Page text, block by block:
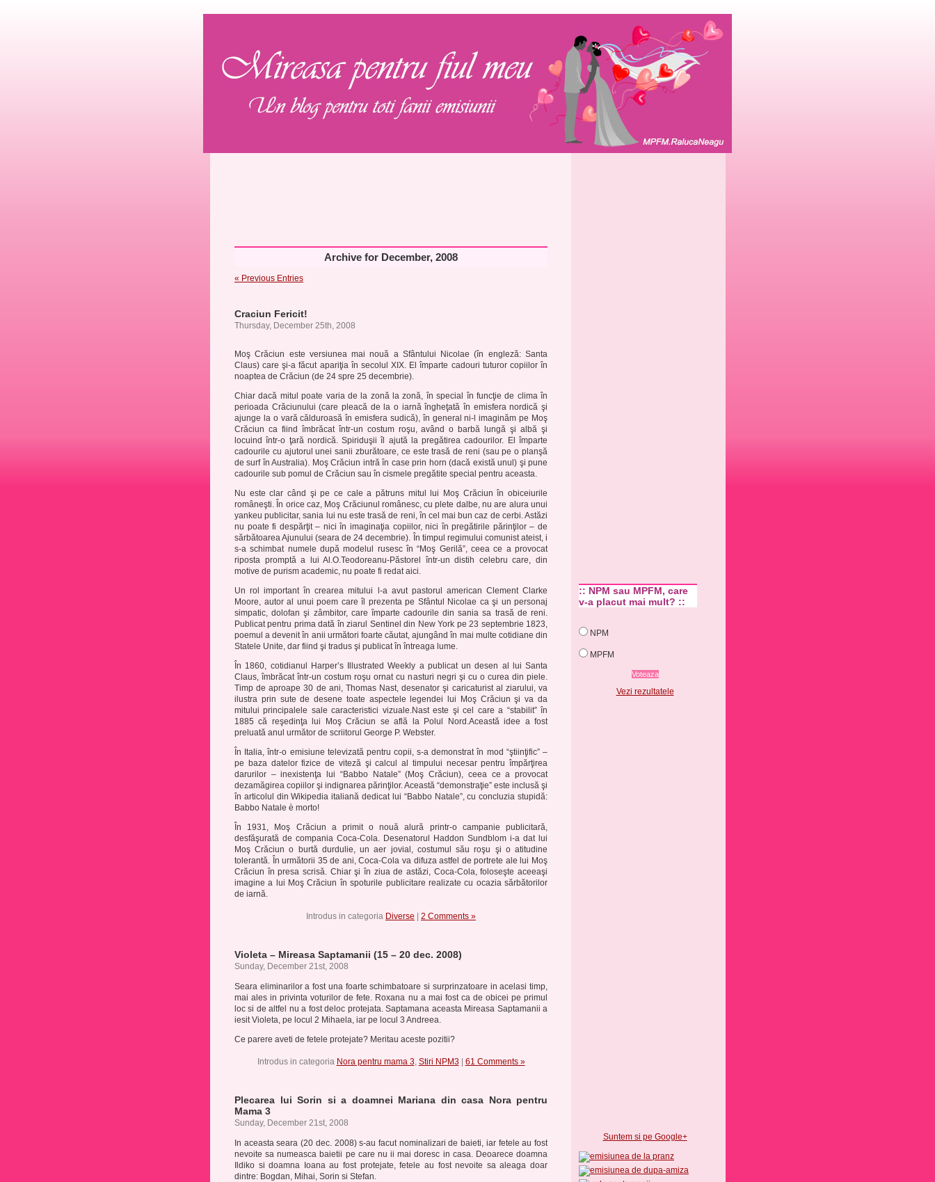
Archive for December, 2008
« Previous Entries
Craciun Fericit!
Thursday, December 25th, 2008
Moş Crăciun este versiunea mai nouă a Sfântului Nicolae (în engleză: Santa
Claus) care şi-a făcut apariţia în secolul XIX. El împarte cadouri tuturor copiilor în
noaptea de Crăciun (de 24 spre 25 decembrie).
Chiar dacă mitul poate varia de la zonă la zonă, în special în funcţie de clima în
perioada Crăciunului (care pleacă de la o iarnă îngheţată în emisfera nordică şi
ajunge la o vară călduroasă în emisfera sudică), în general ni-l imaginăm pe Moş
Crăciun ca fiind îmbrăcat într-un costum roşu, având o barbă lungă şi albă şi
locuind într-o ţară nordică. Spiriduşii îl ajută la pregătirea cadourilor. El împarte
cadourile cu ajutorul unei sanii zburătoare, ce este trasă de reni (sau pe o planşă
de surf în Australia). Moş Crăciun intră în case prin horn (dacă există unul) şi pune
cadourile sub pomul de Crăciun sau în cismele pregătite special pentru aceasta.
Nu este clar când şi pe ce cale a pătruns mitul lui Moş Crăciun în obiceiurile
româneşti. În orice caz, Moş Crăciunul românesc, cu plete dalbe, nu are alura unui
yankeu publicitar, sania lui nu este trasă de reni, în cel mai bun caz de cerbi. Astăzi
nu poate fi despărţit – nici în imaginaţia copiilor, nici în pregătirile părinţilor – de
sărbătoarea Ajunului (seara de 24 decembrie). În timpul regimului comunist ateist, i
s-a schimbat numele după modelul rusesc în “Moş Gerilă”, ceea ce a provocat
riposta promptă a lui Al.O.Teodoreanu-Păstorel într-un distih celebru care, din
motive de purism academic, nu poate fi redat aici.
Un rol important în crearea mitului l-a avut pastorul american Clement Clarke
Moore, autor al unui poem care îl prezenta pe Sfântul Nicolae ca şi un personaj
simpatic, dolofan şi zâmbitor, care împarte cadourile din sania sa trasă de reni.
Publicat pentru prima dată în ziarul Sentinel din New York pe 23 septembrie 1823,
poemul a devenit în anii următori foarte căutat, ajungând în mai multe cotidiane din
Statele Unite, dar fiind şi tradus şi publicat în întreaga lume.
În 1860, cotidianul Harper’s Illustrated Weekly a publicat un desen al lui Santa
Claus, îmbrăcat într-un costum roşu ornat cu nasturi negri şi cu o curea din piele.
Timp de aproape 30 de ani, Thomas Nast, desenator şi caricaturist al ziarului, va
ilustra prin sute de desene toate aspectele legendei lui Moş Crăciun şi va da
mitului principalele sale caracteristici vizuale.Nast este şi cel care a “stabilit” în
1885 că reşedinţa lui Moş Crăciun se află la Polul Nord.Această idee a fost
preluată anul următor de scriitorul George P. Webster.
În Italia, într-o emisiune televizată pentru copii, s-a demonstrat în mod “ştiinţific” –
pe baza datelor fizice de viteză şi calcul al timpului necesar pentru împărţirea
darurilor – inexistenţa lui “Babbo Natale” (Moş Crăciun), ceea ce a provocat
dezamăgirea copiilor şi indignarea părinţilor. Această “demonstraţie” este inclusă şi
în articolul din Wikipedia italiană dedicat lui “Babbo Natale”, cu concluzia stupidă:
Babbo Natale è morto!
În 1931, Moş Crăciun a primit o nouă alură printr-o campanie publicitară,
desfăşurată de compania Coca-Cola. Desenatorul Haddon Sundblom i-a dat lui
Moş Crăciun o burtă durdulie, un aer jovial, costumul său roşu şi o atitudine
tolerantă. În următorii 35 de ani, Coca-Cola va difuza astfel de portrete ale lui Moş
Crăciun în presa scrisă. Chiar şi în ziua de astăzi, Coca-Cola, foloseşte aceeaşi
imagine a lui Moş Crăciun în spoturile publicitare realizate cu ocazia sărbătorilor
de iarnă.
Introdus in categoria Diverse 2 Comments »
Violeta – Mireasa Saptamanii (15 – 20 dec. 2008)
Sunday, December 21st, 2008
Seara eliminarilor a fost una foarte schimbatoare si surprinzatoare in acelasi timp,
mai ales in privinta voturilor de fete. Roxana nu a mai fost ca de obicei pe primul
loc si de altfel nu a fost deloc protejata. Saptamana aceasta Mireasa Saptamanii a
iesit Violeta, pe locul 2 Mihaela, iar pe locul 3 Andreea.
Ce parere aveti de fetele protejate? Meritau aceste pozitii?
Introdus in categoria Nora pentru mama 3, Stiri NPM3 61 Comments »
Plecarea lui Sorin si a doamnei Mariana din casa Nora pentru
Mama 3
Sunday, December 21st, 2008
In aceasta seara (20 dec. 2008) s-au facut nominalizari de baieti, iar fetele au fost
nevoite sa numeasca baietii pe care nu ii mai doresc in casa. Deoarece doamna
Ildiko si doamna Ioana au fost protejate, fetele au fost nevoite sa aleaga doar
dintre: Bogdan, Mihai, Sorin si Stefan.
:: NPM sau MPFM, care
v-a placut mai mult? ::
NPM
MPFM
Vezi rezultatele
Suntem si pe Google+